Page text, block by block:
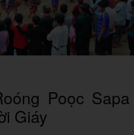
Poọc Sapa
Giáy